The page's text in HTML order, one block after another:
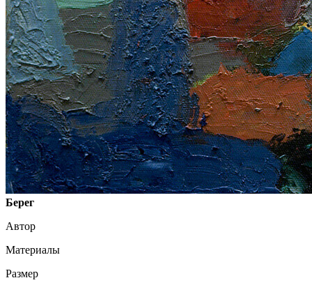
Берег
Автор
Материалы
Размер